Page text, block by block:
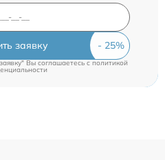
заявку
Вы соглашаетесь cполитикой